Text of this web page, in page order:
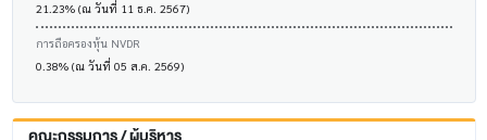
21.23% (ณ วันที่ 11 ธ.ค. 2567)
การถือครองหุ้น NVDR
0.38% (ณ วันที่ 05 ส.ค. 2569)